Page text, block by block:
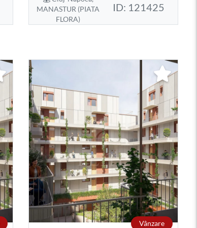
MANASTUR (PIATA
FLORA)
ID: 121425
Vânzare